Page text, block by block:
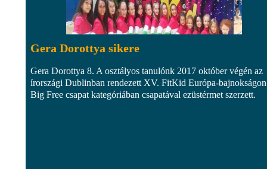
Gera Dorottya sikere
Gera Dorottya 8. A osztályos tanulónk 2017 október végén az
írországi Dublinban rendezett XV. FitKid Európa-
Big Free csapat kategóriában csapatával ezüstérmet szerzett.